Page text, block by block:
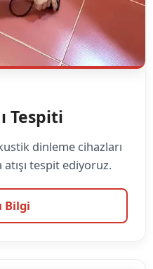
Tespiti
dinleme cihazları
tespit ediyoruz.
Bilgi